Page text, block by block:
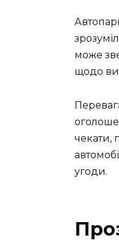
може
щодо
чекати,
угоди.